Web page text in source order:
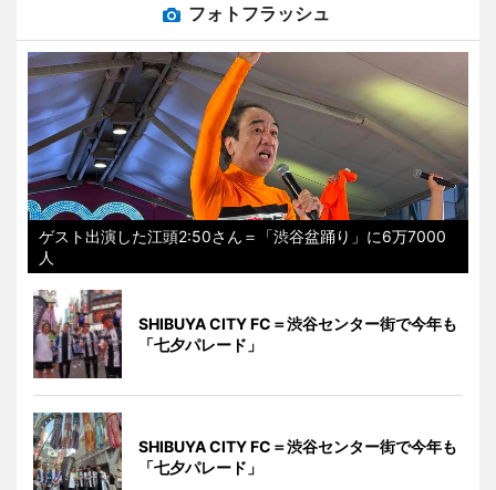
フォトフラッシュ
ゲスト出演した江頭2:50さん＝「渋谷盆踊り」に6万7000
人
SHIBUYA CITY FC＝渋谷センター街で今年も
「七夕パレード」
SHIBUYA CITY FC＝渋谷センター街で今年も
「七夕パレード」